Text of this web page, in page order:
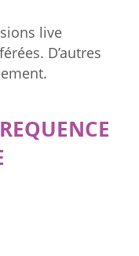
live
D’autres